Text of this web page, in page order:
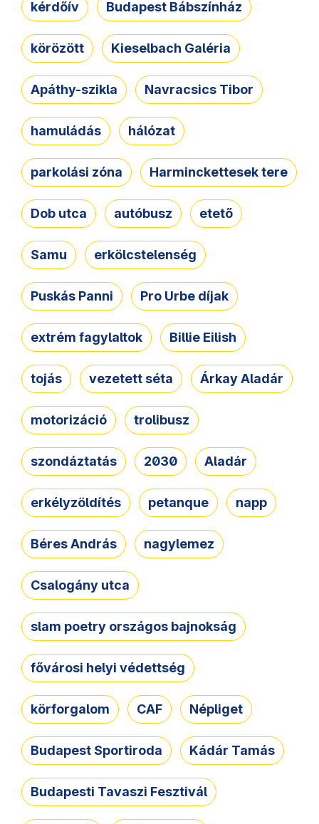
kérdőív Budapest Bábszínház
körözött Kieselbach Galéria
Apáthy-szikla Navracsics Tibor
hamuládás hálózat
parkolási zóna Harminckettesek tere
Dob utca autóbusz etető
Samu erkölcstelenség
Puskás Panni Pro Urbe díjak
extrém fagylaltok Billie Eilish
tojás vezetett séta Árkay Aladár
motorizáció trolibusz
szondáztatás 2030 Aladár
erkélyzöldítés petanque napp
Béres András nagylemez
Csalogány utca
slam poetry országos bajnokság
fővárosi helyi védettség
körforgalom CAF Népliget
Budapest Sportiroda Kádár Tamás
Budapesti Tavaszi Fesztivál